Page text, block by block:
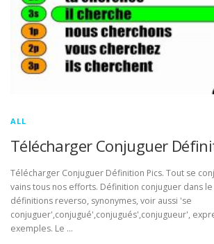
ALL
Télécharger Conjuguer
Télécharger Conjuguer Définition Pics. Tout se
vains tous nos efforts. Définition conjuguer dans
définitions reverso, synonymes, voir aussi 'se
conjuguer',conjugué',conjugués',conjugueur',
exemples. Le …